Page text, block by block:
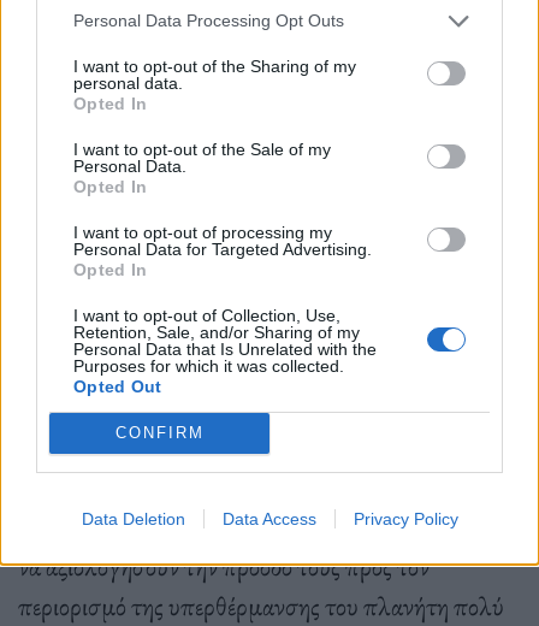
Personal Data Processing Opt Outs
I want to opt-out of the Sharing of my
personal data.
Opted In
I want to opt-out of the Sale of my
Personal Data.
Opted In
I want to opt-out of processing my
Personal Data for Targeted Advertising.
Opted In
I want to opt-out of Collection, Use,
Retention, Sale, and/or Sharing of my
Personal Data that Is Unrelated with the
Purposes for which it was collected.
Opted Out
CONFIRM
Data Deletion Data Access Privacy Policy
δεδομένα εκπομπών συνήθως περιλαμβάνουν μόνο
εκπομπές αερίων θερμοκηπίου από διαχειριζόμενη
γη, ενώ τα δορυφορικά δεδομένα αντιστοιχούν και σε
μη διαχειριζόμενη γη, σημείωσαν οι συγγραφείς της
μελέτης.
Η έρευνα έρχεται σε μια κρίσιμη στιγμή για τα έθνη
που επιδιώκουν να υπολογίσουν τις εκπομπές τους
και να σχεδιάσουν τις μειώσεις τους. Αυτό οφείλεται
στο γεγονός ότι το 2023 σηματοδοτεί τον πρώτο
υπογράφοντες της συμφωνίας του Παρισιού πρέπει
να αξιολογήσουν την πρόοδό τους προς τον
περιορισμό της υπερθέρμανσης του πλανήτη πολύ